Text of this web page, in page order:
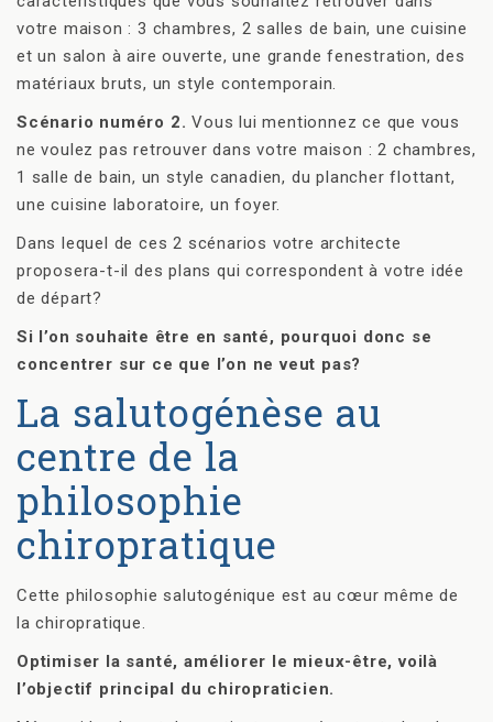
votre maison : 3 chambres, 2 salles de bain, une cuisine
et un salon à aire ouverte, une grande fenestration, des
matériaux bruts, un style contemporain.
Scénario numéro 2. Vous lui mentionnez ce que vous
ne voulez pas retrouver dans votre maison : 2 chambres,
1 salle de bain, un style canadien, du plancher flottant,
une cuisine laboratoire, un foyer.
Dans lequel de ces 2 scénarios votre architecte
proposera-t-il des plans qui correspondent à votre idée
de départ?
Si l’on souhaite être en santé, pourquoi donc se
concentrer sur ce que l’on ne veut pas?
La salutogénèse au
centre de la
philosophie
chiropratique
Cette philosophie salutogénique est au cœur même de
la chiropratique.
Optimiser la santé, améliorer le mieux-être, voilà
l’objectif principal du chiropraticien.